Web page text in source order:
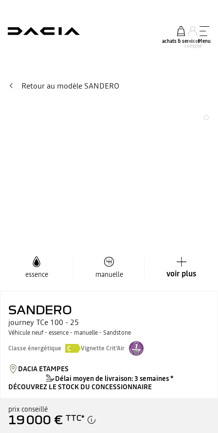
achats & services
mon
compte
Menu
Retour au modèle SANDERO
essence manuelle voir plus
SANDERO
journey TCe 100 - 25
Véhicule neuf - essence - manuelle - Sandstone
Classe énergétique
C Vignette Crit'Air
DACIA ETAMPES
Délai moyen de livraison: 3 semaines *
DÉCOUVREZ LE STOCK DU CONCESSIONNAIRE
prix conseillé
19 000 € TTC*